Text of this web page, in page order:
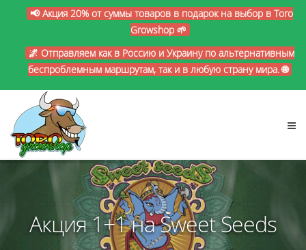
📢 Акция 20% от суммы товаров в подарок на выбор в Toro
Growshop 🌱
🌌 Отправляем как в Россию и Украину по альтернативным
беспроблемным маршрутам, так и в любую страну мира. 🌐
Акция 1+1 на Sweet Seeds